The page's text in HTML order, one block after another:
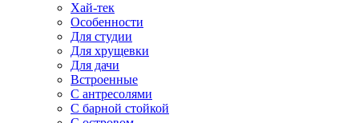
Хай-тек
Особенности
Для студии
Для хрущевки
Для дачи
Встроенные
С антресолями
С барной стойкой